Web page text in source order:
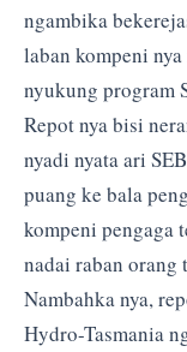
ngambika
laban kompeni
nyukung program
Repot nya bisi
nyadi nyata ari
puang ke bala
kompeni pengaga
nadai raban orang
Nambahka nya,
Hydro-Tasmania